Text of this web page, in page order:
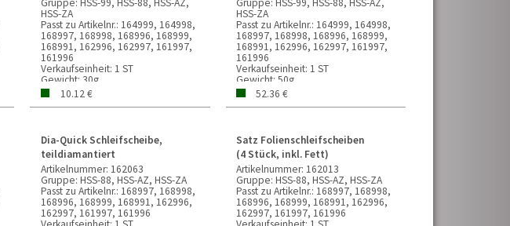
HSS-ZA
Passt zu Artikelnr.: 164999, 164998,
168997, 168998, 168996, 168999,
168991, 162996, 162997, 161997,
161996
Verkaufseinheit: 1 ST
Gewicht: 30g
10.12 €
HSS-ZA
Passt zu Artikelnr.: 164999, 164998,
168997, 168998, 168996, 168999,
168991, 162996, 162997, 161997,
161996
Verkaufseinheit: 1 ST
Gewicht: 50g
52.36 €
Dia-Quick Schleifscheibe,
teildiamantiert
Artikelnummer: 162063
Gruppe: HSS-88, HSS-AZ, HSS-ZA
Passt zu Artikelnr.: 168997, 168998,
168996, 168999, 168991, 162996,
162997, 161997, 161996
Satz Folienschleifscheiben
(4 Stück, inkl. Fett)
Artikelnummer: 162013
Gruppe: HSS-88, HSS-AZ, HSS-ZA
Passt zu Artikelnr.: 168997, 168998,
168996, 168999, 168991, 162996,
162997, 161997, 161996